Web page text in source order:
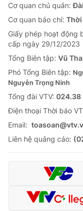
Cơ quan chủ quản:
Cơ quan báo chí: Thời
Giấy phép hoạt động
cấp ngày 29/12/2023
Tổng Biên tập: Vũ
Phó Tổng Biên tập:
Nguyễn Trọng Ninh
Tổng đài VTV: 024.38
Ðiện thoại Thời báo
Email:
Liên hệ quảng cáo: